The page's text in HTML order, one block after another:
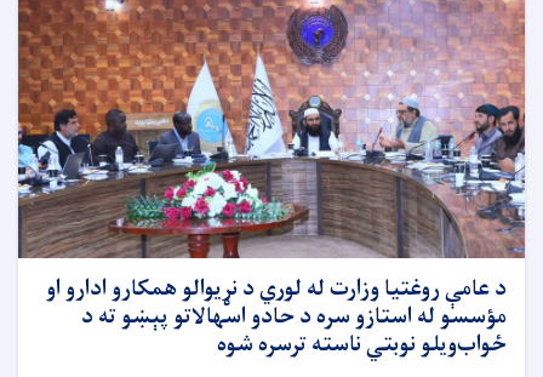
د عامې روغتيا وزارت له لوري د نړيوالو همکارو ادارو او
مؤسسو له استازو سره د حادو اسهالاتو پېښو ته د
ځواب‌ویلو نوبتي ناسته ترسره شوه